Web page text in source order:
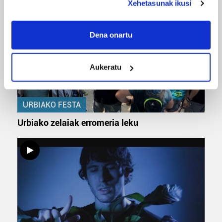
If you allow, we would also like to:
Collect information about your geographical
Identify your device by actively scanning it for
specific characteristics (fingerprinting)
Find out more about how your personal data is processed
and set your preferences in thedetails section.
teknologia erabiliz, cookieak adibidez, iragarki eta eduki
pertsonalizatuak eskaintzeko, iragarkiak eta edukia
neurtzeko, jendeari buruzko informazioa biltzeko eta
produktuak garatzeko. Zure datuak nork eta zertarako
erabiltzen dituen hauta dezakezu.
Xehetasunak ikusi
Dena onartu
Aukeratu
URBIAKO FESTA
Urbiako zelaiak erromeria leku